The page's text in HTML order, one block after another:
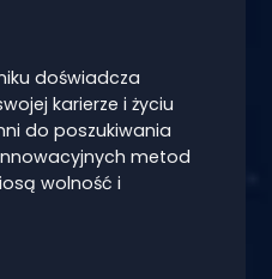
doświadcza
karierze i życiu
do poszukiwania
metod
wolność i